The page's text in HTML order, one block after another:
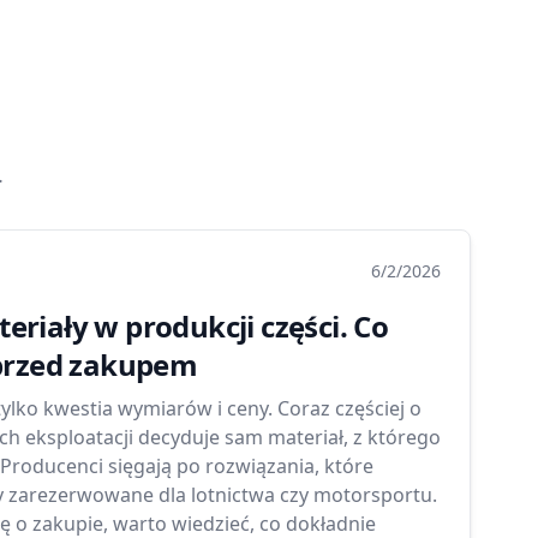
6/2/2026
w produkcji części. Co
zakupem
kwestia wymiarów i ceny. Coraz częściej o
eksploatacji decyduje sam materiał, z którego
sięgają po rozwiązania, które
zarezerwowane dla lotnictwa czy motorsportu.
o zakupie, warto wiedzieć, co dokładnie